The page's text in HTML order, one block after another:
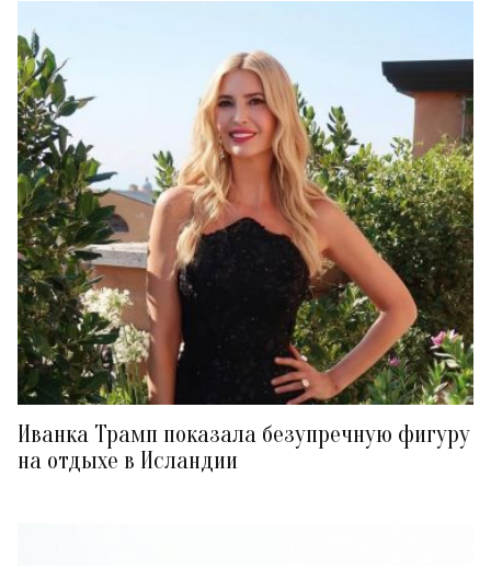
Иванка Трамп показала безупречную фигуру
на отдыхе в Исландии